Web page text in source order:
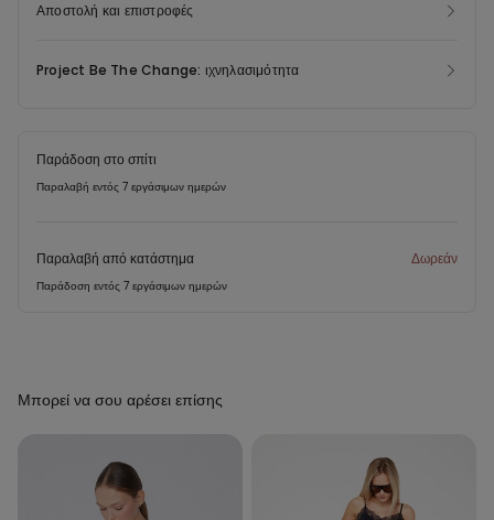
Αποστολή και επιστροφές
Project Be The Change: ιχνηλασιμότητα
Παράδοση στο σπίτι
Παραλαβή εντός 7 εργάσιμων ημερών
Παραλαβή από κατάστημα Δωρεάν
Παράδοση εντός 7 εργάσιμων ημερών
Μπορεί να σου αρέσει επίσης